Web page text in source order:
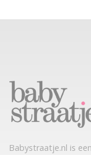
Babystraatje.nl is